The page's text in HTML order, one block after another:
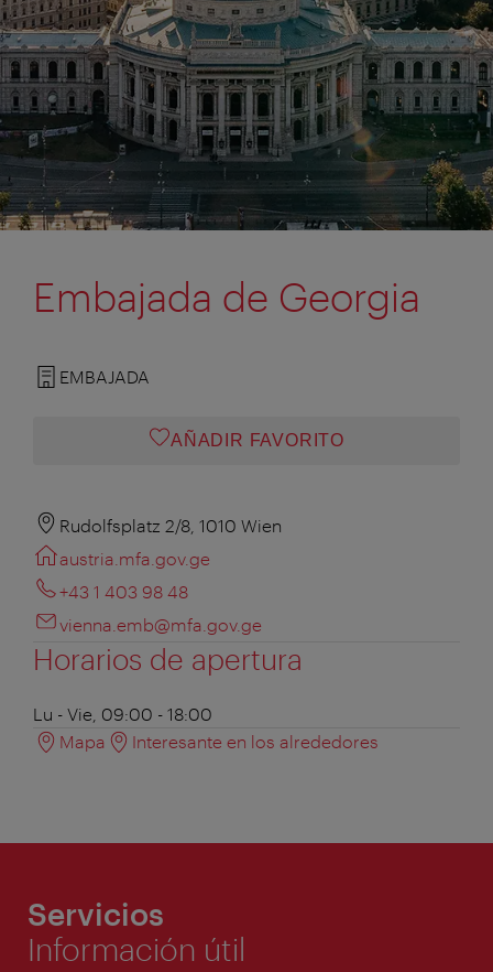
Embajada de Georgia
EMBAJADA
AÑADIR FAVORITO
Rudolfsplatz 2/8, 1010 Wien
austria.mfa.gov.ge
+43 1 403 98 48
vienna.emb@mfa.gov.ge
Horarios de apertura
Lu - Vie, 09:00 - 18:00
Mapa
Interesante en los alrededores
Servicios
Información útil